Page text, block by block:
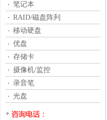
笔记本
RAID/磁盘阵列
移动硬盘
优盘
存储卡
摄像机/监控
录音笔
光盘